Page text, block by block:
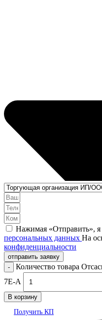
Нажимая «Отправить»,
персональных данных На
конфиденциальности
отправить заявку
Количество товара
7Е-А
В корзину
Получить КП